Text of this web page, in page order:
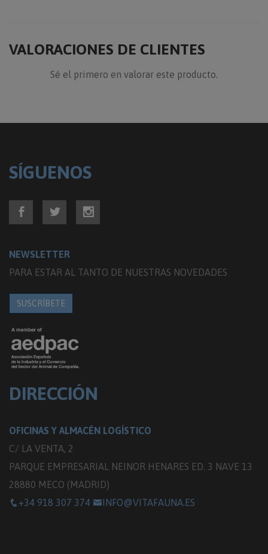
VALORACIONES DE CLIENTES
Sé el primero en valorar este producto.
SÍGUENOS
NEWSLETTER
PARA ESTAR AL TANTO DE NUESTRAS NOVEDADES
SUSCRÍBETE
DIRECCIÓN
OFICINAS Y ALMACÉN LOGÍSTICO
C/ LA VENTA, 2
PARQUE EMPRESARIAL NEINOR HENARES ED. 3 NAVE 13
28880 MECO (MADRID)
+34 918 307 374
INFO@VITAFAUNA.ES